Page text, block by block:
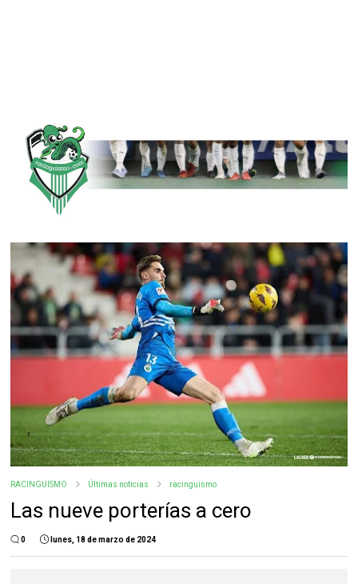
RACINGUISMO Últimas noticias racinguismo
Las nueve porterías a cero
0 lunes, 18 de marzo de 2024